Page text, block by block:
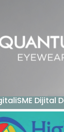
Dijital